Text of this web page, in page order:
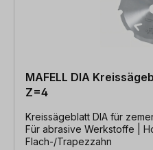
MAFELL DIA
Z=4
Kreissägeblatt DIA für
Für abrasive Werkstoffe |
Flach-/Trapezzahn